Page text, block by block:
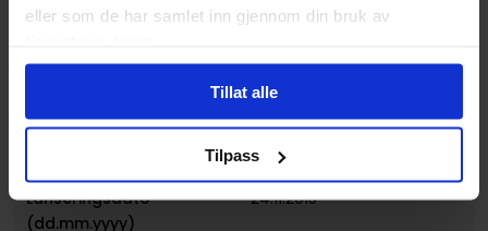
eller som de har samlet inn gjennom din bruk av
Tillat alle
Tilpass
Sjanger
Dystopi,Horror og Grøss
Eryk Donovan
Antall Sider
128
BOOM! Studios
Lanseringsdato
(dd.mm.yyyy)
24.11.2015